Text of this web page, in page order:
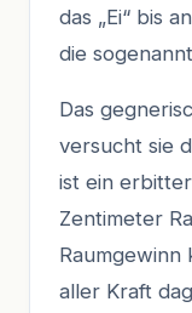
das „Ei“ bis
die
Das
versucht sie
ist ein
Zentimeter
Raumgewinn
aller Kraft